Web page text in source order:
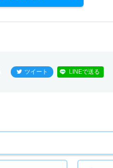
ツイート LINEで送る